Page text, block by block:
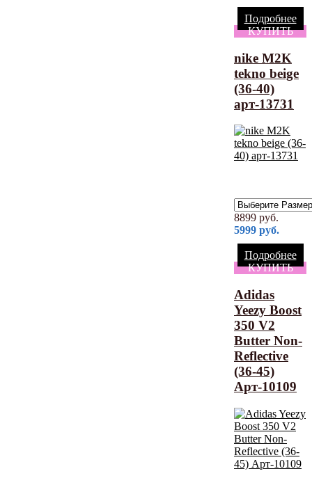
Подробнее
КУПИТЬ
nike M2K
tekno beige
(36-40)
арт-13731
8899 руб.
5999 руб.
Подробнее
КУПИТЬ
Adidas
Yeezy Boost
350 V2
Butter Non-
Reflective
(36-45)
Арт-10109